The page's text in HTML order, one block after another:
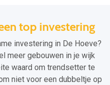
top investering
investering in De Hoeve?
meer gebouwen in je wijk
waard om trendsetter te
niet voor een dubbeltje op